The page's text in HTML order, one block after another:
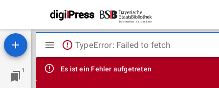
1
Mirador
Viewer
TypeError: Failed to fetch
Es ist ein Fehler aufgetreten